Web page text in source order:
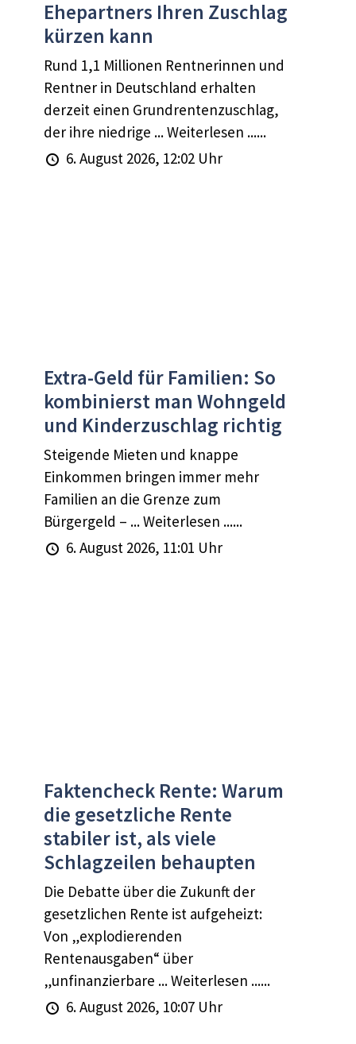
Ehepartners Ihren Zuschlag
kürzen kann
Rund 1,1 Millionen Rentnerinnen und
Rentner in Deutschland erhalten
derzeit einen Grundrentenzuschlag,
der ihre niedrige ... Weiterlesen ......
6. August 2026, 12:02 Uhr
Extra-Geld für Familien: So
kombinierst man Wohngeld
und Kinderzuschlag richtig
Steigende Mieten und knappe
Einkommen bringen immer mehr
Familien an die Grenze zum
Bürgergeld – ... Weiterlesen ......
6. August 2026, 11:01 Uhr
Faktencheck Rente: Warum
die gesetzliche Rente
stabiler ist, als viele
Schlagzeilen behaupten
Die Debatte über die Zukunft der
gesetzlichen Rente ist aufgeheizt:
Von „explodierenden
Rentenausgaben“ über
„unfinanzierbare ... Weiterlesen ......
6. August 2026, 10:07 Uhr